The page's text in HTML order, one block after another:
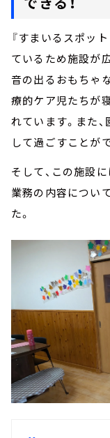
『すまいるスポッ
ているため施設が
音の出るおもちゃ
療的ケア児たちが
れています。また
して過ごすことが
そして、この施設
業務の内容につい
た。